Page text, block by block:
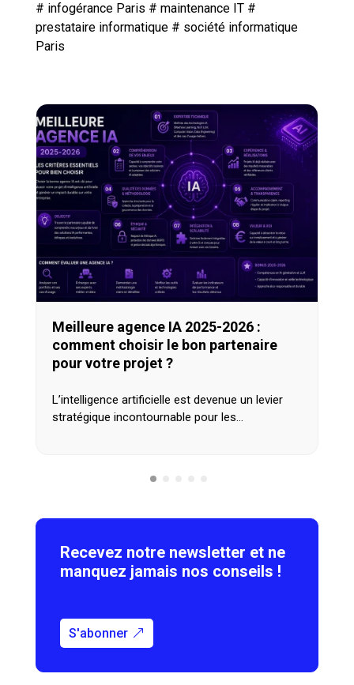
# infogérance Paris # maintenance IT#
prestataire informatique# société informatique
Paris
Meilleure agence IA 2025-2026 :
comment choisir le bon partenaire
pour votre projet ?
L’intelligence artificielle est devenue un levier
stratégique incontournable pour les…
Recevez notre newsletter et ne
manquez jamais nos conseils !
S'abonner